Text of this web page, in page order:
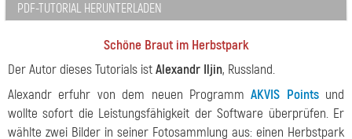
PDF-TUTORIAL HERUNTERLADEN
Schöne Braut im Herbstpark
Der Autor dieses Tutorials istAlexandr Iljin, Russland.
Alexandr erfuhr von dem neuen ProgrammAKVIS Pointsund
wollte sofort die Leistungsfähigkeit der Software überprüfen. Er
wählte zwei Bilder in seiner Fotosammlung aus: einen Herbstpark